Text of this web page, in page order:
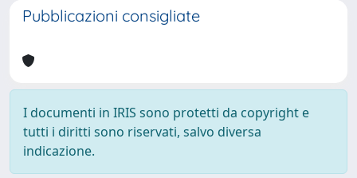
Pubblicazioni consigliate
I documenti in IRIS sono protetti da copyright e
tutti i diritti sono riservati, salvo diversa
indicazione.